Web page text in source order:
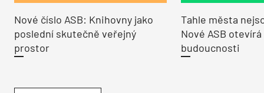
Nové číslo ASB: Knihovny jako
poslední skutečně veřejný
prostor
Tahle města
Nové ASB
budoucnosti